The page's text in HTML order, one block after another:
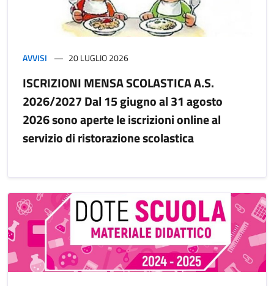
AVVISI 20 LUGLIO 2026
ISCRIZIONI MENSA SCOLASTICA A.S.
2026/2027 Dal 15 giugno al 31 agosto
2026 sono aperte le iscrizioni online al
servizio di ristorazione scolastica